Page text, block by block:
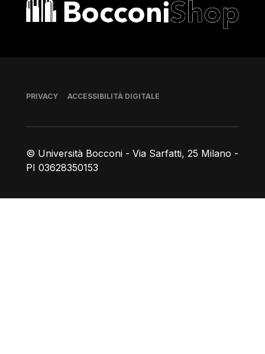
Bocconi shop
© Università Bocconi - Via Sarfatti, 25 Milano -
PI 03628350153
Piè di pagina
PRIVACY ACCESSIBILITÀ DIGITALE